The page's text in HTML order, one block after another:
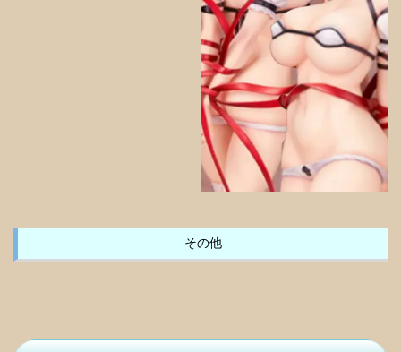
その他